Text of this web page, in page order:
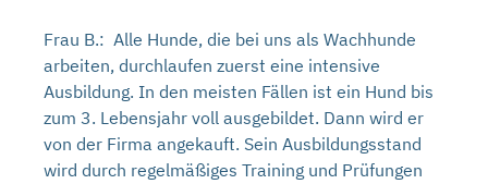
Frau B.: Alle Hunde, die bei uns als Wachhunde
arbeiten, durchlaufen zuerst eine intensive
Ausbildung. In den meisten Fällen ist ein Hund bis
zum 3. Lebensjahr voll ausgebildet. Dann wird er
von der Firma angekauft. Sein Ausbildungsstand
wird durch regelmäßiges Training und Prüfungen